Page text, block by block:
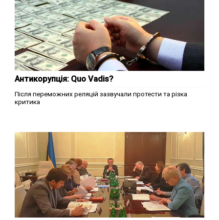
Антикорупція: Quo Vadis?
Після переможних реляцій зазвучали протести та різка
критика